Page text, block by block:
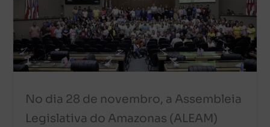
No dia 28 de novembro, a Assembleia
Legislativa do Amazonas (ALEAM)